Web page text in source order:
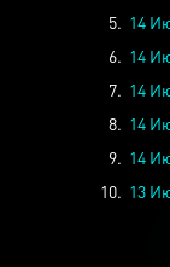
5. 14
6. 14
7. 14
8. 14
9. 14
10. 13